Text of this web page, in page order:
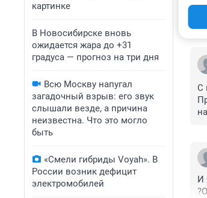
картинке
В Новосибирске вновь
ожидается жара до +31
градуса — прогноз на три дня
Всю Москву напугал
загадочный взрыв: его звук
слышали везде, а причина
неизвестна. Что это могло
быть
«Смели гибриды Voyah». В
России возник дефицит
электромобилей
С
И